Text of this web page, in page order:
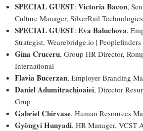
SPECIAL GUEST: Victoria Bacon,
Culture Manager, SilverRail Technologies
SPECIAL GUEST: Eva Baluchova,
Strategist, Wearebridge.io | Peoplefinders
Gina Cruceru, Group HR Director,
International
Flavia Bucerzan, Employer Branding
Daniel Adumitrachioaiei, Director
Grup
Gabriel Chirvase, Human Resources
Gyöngyi Hunyadi, HR Manager, VCST